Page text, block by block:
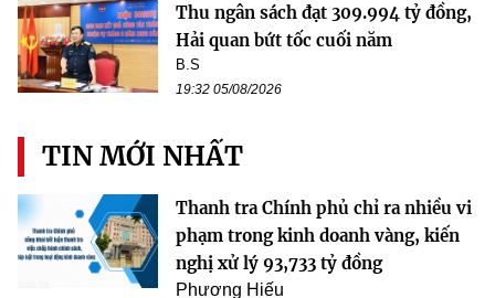
Thu ngân sách đạt 309.994 tỷ đồng,
Hải quan bứt tốc cuối năm
B.S
19:32 05/08/2026
TIN MỚI NHẤT
Thanh tra Chính phủ chỉ ra nhiều vi
phạm trong kinh doanh vàng, kiến
nghị xử lý 93,733 tỷ đồng
Phương Hiếu